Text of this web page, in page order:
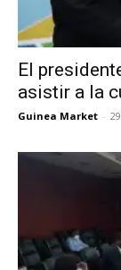
El
asistir a la
Guinea Market -